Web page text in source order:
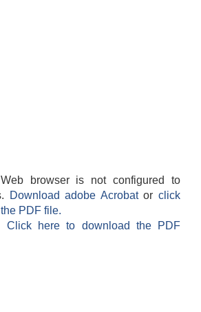
browser is not configured to
Download adobe Acrobatorclick
PDF file.
Click here to download the PDF